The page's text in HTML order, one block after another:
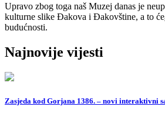
Upravo zbog toga naš Muzej danas je
kulturne slike Đakova i Đakovštine, a to će
budućnosti.
Najnovije vijesti
Zasjeda kod Gorjana 1386. – novi interaktivni